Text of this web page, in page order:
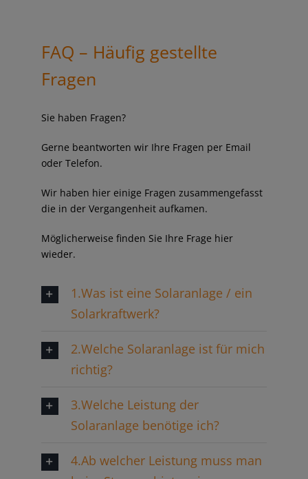
FAQ – Häufig gestellte
Fragen
Sie haben Fragen?
Gerne beantworten wir Ihre Fragen per Email
oder Telefon.
Wir haben hier einige Fragen zusammengefasst
die in der Vergangenheit aufkamen.
Möglicherweise finden Sie Ihre Frage hier
wieder.
1.Was ist eine Solaranlage / ein
Solarkraftwerk?
2.Welche Solaranlage ist für mich
richtig?
3.Welche Leistung der
Solaranlage benötige ich?
4.Ab welcher Leistung muss man